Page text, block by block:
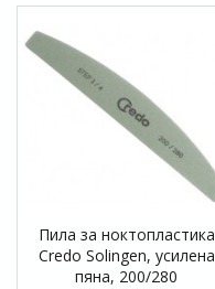
Пила за ноктопластика
Credo Solingen, усилена
пяна, 200/280